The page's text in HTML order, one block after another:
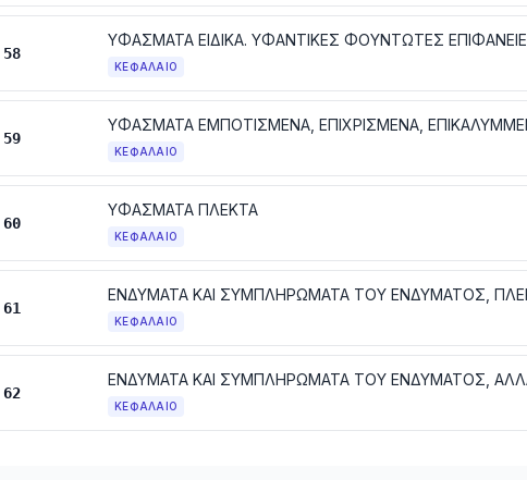
58
ΚΕΦΆΛΑΙΟ
59
ΚΕΦΆΛΑΙΟ
60
ΥΦΑΣΜΑΤΑ ΠΛΕΚΤΑ
ΚΕΦΆΛΑΙΟ
61
ΕΝΔΥΜΑΤΑ ΚΑΙ ΣΥΜΠΛΗΡΩΜΑΤΑ ΤΟΥ ΕΝΔΥΜΑΤΟΣ,
ΚΕΦΆΛΑΙΟ
62
ΕΝΔΥΜΑΤΑ ΚΑΙ ΣΥΜΠΛΗΡΩΜΑΤΑ ΤΟΥ ΕΝΔΥΜΑΤΟΣ,
ΚΕΦΆΛΑΙΟ